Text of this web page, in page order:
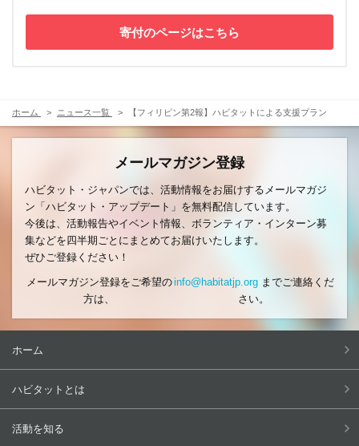
寄付のページはこちら
ホーム ニュース一覧 【フィリピン第2報】ハビタットによる支援プラン
メールマガジン登録
ハビタット・ジャパンでは、活動情報をお届けするメールマガジ
ン「ハビタット・アップデート」を無料配信しています。
今後は、活動報告やイベント情報、ボランティア・インターン募
集などを四半期ごとにまとめてお届けいたします。
ぜひご登録ください！
メールマガジン登録をご希望の
方は、
info@habitatjp.orgまでご連絡くだ
さい。
ホーム
ハビタットとは
活動を知る